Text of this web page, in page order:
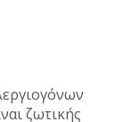
ζωτικής